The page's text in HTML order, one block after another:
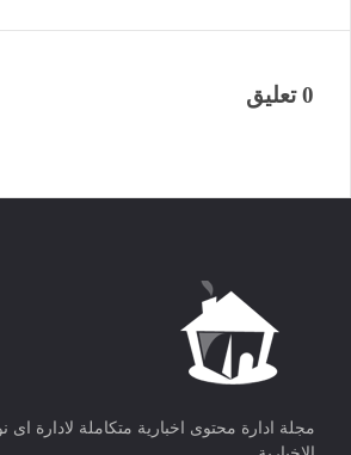
0 تعليق
مجلة ادارة محتوى اخبارية متكاملة لادارة اى